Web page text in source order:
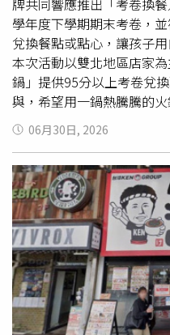
牌共同響應推出「考卷換
學年度下學期期末考卷，
兌換餐點或點心，讓孩子
本次活動以雙北地區店家
鍋」提供95分以上考卷兌
與，希望用一鍋熱騰騰的
出。「雞優穀」則於台北
湯套餐一份，透過溫暖雞
更有溫度。位於台北松山
卷兌換雞肉套餐一份，將
能與家人一同分享努力成
於台北中正區推出95分以
典台式麵食，成為孩子考
請參閱各餐飲品牌粉絲頁
牌外，也有特色店家共同
推出100分考卷可兌換寶寶
重」則提供100分考卷兌
06月30日, 2026